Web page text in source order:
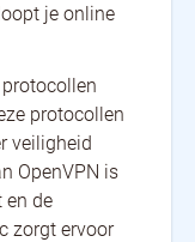
je online
protocollen
veiligheid
OpenVPN is
en de
zorgt ervoor